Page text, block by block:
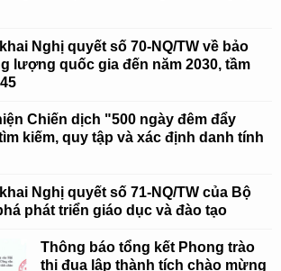
Nghị quyết số 70-NQ/TW về bảo
lượng quốc gia đến năm 2030, tầm
Chiến dịch "500 ngày đêm đẩy
kiếm, quy tập và xác định danh tính
Nghị quyết số 71-NQ/TW của Bộ
phát triển giáo dục và đào tạo
Thông báo tổng kết Phong trào
thi đua lập thành tích chào mừng